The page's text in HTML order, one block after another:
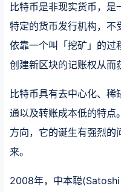
比特币是非现实货币，
特定的货币发行机构，不
依靠一个叫「挖矿」的过
创建新区块的记账权从而
比特币具有去中心化、
通以及转账成本低的特点
方向，它的诞生有强烈的
来。
2008年，中本聪